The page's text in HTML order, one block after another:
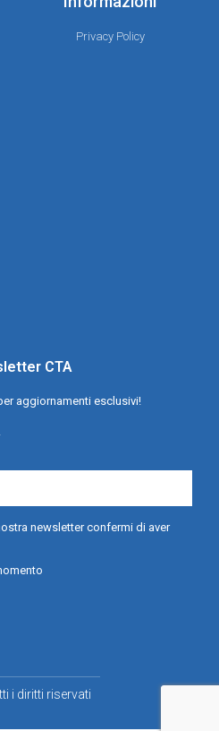
Privacy Policy
CTA
aggiornamenti esclusivi!
newsletter confermi di aver
i diritti riservati